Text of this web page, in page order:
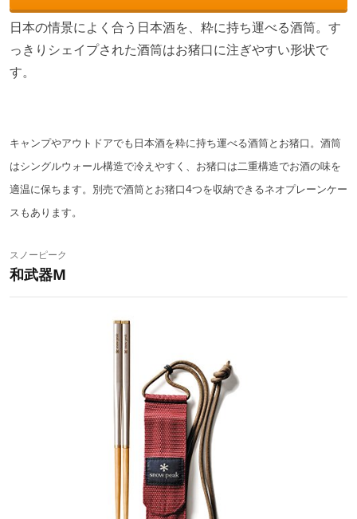
日本の情景によく合う日本酒を、粋に持ち運べる酒筒。す
っきりシェイプされた酒筒はお猪口に注ぎやすい形状で
す。
キャンプやアウトドアでも日本酒を粋に持ち運べる酒筒とお猪口。酒筒
はシングルウォール構造で冷えやすく、お猪口は二重構造でお酒の味を
適温に保ちます。別売で酒筒とお猪口4つを収納できるネオプレーンケー
スもあります。
スノーピーク
和武器M